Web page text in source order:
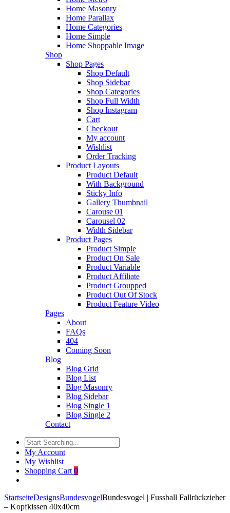
Home Masonry
Home Parallax
Home Categories
Home Simple
Home Shoppable Image
Shop
Shop Pages
Shop Default
Shop Sidebar
Shop Categories
Shop Full Width
Shop Instagram
Cart
Checkout
My account
Wishlist
Order Tracking
Product Layouts
Product Default
With Background
Sticky Info
Gallery Thumbnail
Carouse 01
Carousel 02
Width Sidebar
Product Pages
Product Simple
Product On Sale
Product Variable
Product Affiliate
Product Groupped
Product Out Of Stock
Product Feature Video
Pages
About
FAQs
404
Coming Soon
Blog
Blog Grid
Blog List
Blog Masonry
Blog Sidebar
Blog Single 1
Blog Single 2
Contact
My Account
My Wishlist
Shopping Cart 0
StartseiteDesignsBundesvogelBundesvogel | Fussball Fallrückzieher
– Kopfkissen 40x40cm